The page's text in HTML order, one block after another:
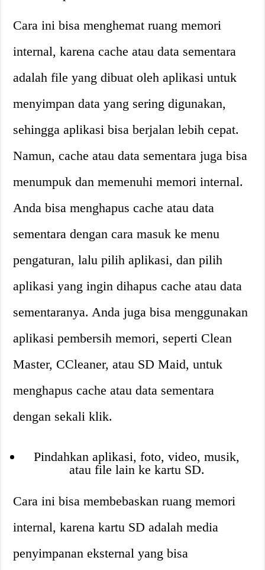
Cara ini bisa menghemat ruang memori
internal, karena cache atau data sementara
adalah file yang dibuat oleh aplikasi untuk
menyimpan data yang sering digunakan,
sehingga aplikasi bisa berjalan lebih cepat.
Namun, cache atau data sementara juga bisa
menumpuk dan memenuhi memori internal.
Anda bisa menghapus cache atau data
sementara dengan cara masuk ke menu
pengaturan, lalu pilih aplikasi, dan pilih
aplikasi yang ingin dihapus cache atau data
sementaranya. Anda juga bisa menggunakan
aplikasi pembersih memori, seperti Clean
Master, CCleaner, atau SD Maid, untuk
menghapus cache atau data sementara
dengan sekali klik.
Pindahkan aplikasi, foto, video, musik,
atau file lain ke kartu SD.
Cara ini bisa membebaskan ruang memori
internal, karena kartu SD adalah media
penyimpanan eksternal yang bisa